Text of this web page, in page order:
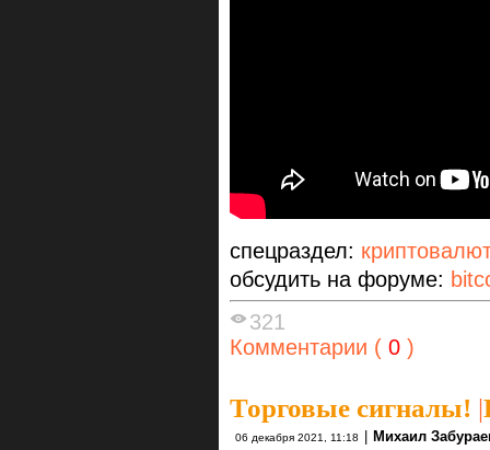
спецраздел:
обсудить на форуме:
321
Комментарии ( 0 )
Торговые сигналы! |
06 декабря 2021, 11:18 | Михаил